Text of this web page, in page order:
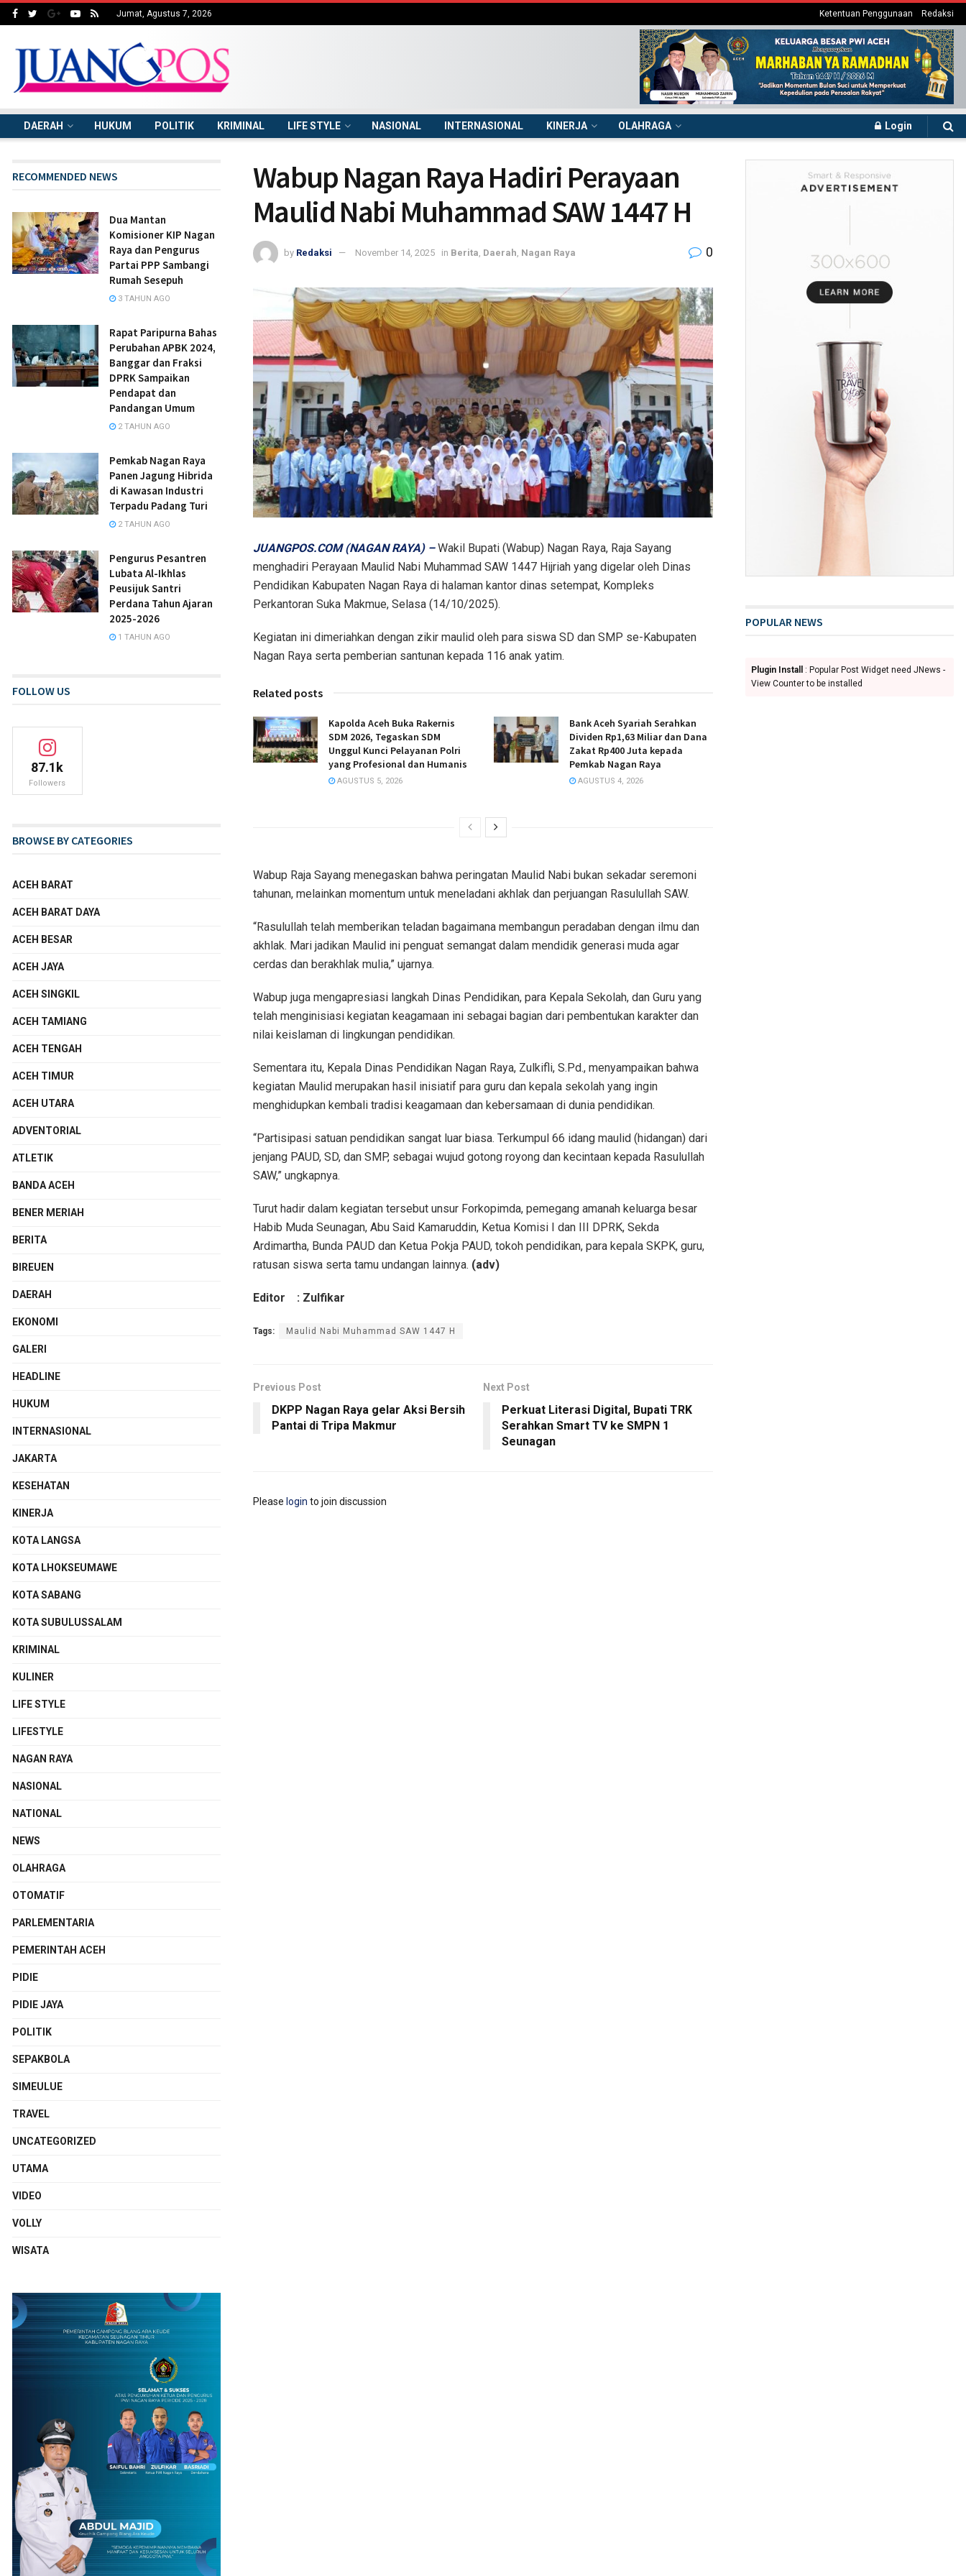
Jumat, Agustus 7, 2026 Ketentuan Penggunaan Redaksi
DAERAH HUKUM POLITIK KRIMINAL LIFE STYLE NASIONAL INTERNASIONAL KINERJA OLAHRAGA Login
Wabup Nagan Raya Hadiri Perayaan
Maulid Nabi Muhammad SAW 1447 H
by Redaksi November 14, 2025 in Berita Daerah Nagan Raya 0
JUANGPOS.COM (NAGAN RAYA) –Wakil Bupati (Wabup) Nagan Raya, Raja Sayang
menghadiri Perayaan Maulid Nabi Muhammad SAW 1447 Hijriah yang digelar oleh Dinas
Pendidikan Kabupaten Nagan Raya di halaman kantor dinas setempat, Kompleks
Perkantoran Suka Makmue, Selasa (14/10/2025).
Kegiatan ini dimeriahkan dengan zikir maulid oleh para siswa SD dan SMP se-Kabupaten
Nagan Raya serta pemberian santunan kepada 116 anak yatim.
Related posts
Kapolda Aceh Buka Rakernis
SDM 2026, Tegaskan SDM
Unggul Kunci Pelayanan Polri
yang Profesional dan Humanis
AGUSTUS 5, 2026
Bank Aceh Syariah Serahkan
Dividen Rp1,63 Miliar dan Dana
Zakat Rp400 Juta kepada
Pemkab Nagan Raya
AGUSTUS 4, 2026
Wabup Raja Sayang menegaskan bahwa peringatan Maulid Nabi bukan sekadar seremoni
tahunan, melainkan momentum untuk meneladani akhlak dan perjuangan Rasulullah SAW.
“Rasulullah telah memberikan teladan bagaimana membangun peradaban dengan ilmu dan
akhlak. Mari jadikan Maulid ini penguat semangat dalam mendidik generasi muda agar
cerdas dan berakhlak mulia,” ujarnya.
Wabup juga mengapresiasi langkah Dinas Pendidikan, para Kepala Sekolah, dan Guru yang
telah menginisiasi kegiatan keagamaan ini sebagai bagian dari pembentukan karakter dan
nilai keislaman di lingkungan pendidikan.
Sementara itu, Kepala Dinas Pendidikan Nagan Raya, Zulkifli, S.Pd., menyampaikan bahwa
kegiatan Maulid merupakan hasil inisiatif para guru dan kepala sekolah yang ingin
menghidupkan kembali tradisi keagamaan dan kebersamaan di dunia pendidikan.
“Partisipasi satuan pendidikan sangat luar biasa. Terkumpul 66 idang maulid (hidangan) dari
jenjang PAUD, SD, dan SMP, sebagai wujud gotong royong dan kecintaan kepada Rasulullah
SAW,” ungkapnya.
Turut hadir dalam kegiatan tersebut unsur Forkopimda, pemegang amanah keluarga besar
Habib Muda Seunagan, Abu Said Kamaruddin, Ketua Komisi I dan III DPRK, Sekda
Ardimartha, Bunda PAUD dan Ketua Pokja PAUD, tokoh pendidikan, para kepala SKPK, guru,
ratusan siswa serta tamu undangan lainnya. (adv)
Editor : Zulfikar
Tags: Maulid Nabi Muhammad SAW 1447 H
Previous Post
DKPP Nagan Raya gelar Aksi Bersih
Pantai di Tripa Makmur
Next Post
Perkuat Literasi Digital, Bupati TRK
Serahkan Smart TV ke SMPN 1
Seunagan
Please login to join discussion
RECOMMENDED NEWS
Dua Mantan
Komisioner KIP Nagan
Raya dan Pengurus
Partai PPP Sambangi
Rumah Sesepuh
3 TAHUN AGO
Rapat Paripurna Bahas
Perubahan APBK 2024,
Banggar dan Fraksi
DPRK Sampaikan
Pendapat dan
Pandangan Umum
2 TAHUN AGO
Pemkab Nagan Raya
Panen Jagung Hibrida
di Kawasan Industri
Terpadu Padang Turi
2 TAHUN AGO
Pengurus Pesantren
Lubata Al-Ikhlas
Peusijuk Santri
Perdana Tahun Ajaran
2025-2026
1 TAHUN AGO
FOLLOW US
87.1k
Followers
BROWSE BY CATEGORIES
ACEH BARAT
ACEH BARAT DAYA
ACEH BESAR
ACEH JAYA
ACEH SINGKIL
ACEH TAMIANG
ACEH TENGAH
ACEH TIMUR
ACEH UTARA
ADVENTORIAL
ATLETIK
BANDA ACEH
BENER MERIAH
BERITA
BIREUEN
DAERAH
EKONOMI
GALERI
HEADLINE
HUKUM
INTERNASIONAL
JAKARTA
KESEHATAN
KINERJA
KOTA LANGSA
KOTA LHOKSEUMAWE
KOTA SABANG
KOTA SUBULUSSALAM
KRIMINAL
KULINER
LIFE STYLE
LIFESTYLE
NAGAN RAYA
NASIONAL
NATIONAL
NEWS
OLAHRAGA
OTOMATIF
PARLEMENTARIA
PEMERINTAH ACEH
PIDIE
PIDIE JAYA
POLITIK
SEPAKBOLA
SIMEULUE
TRAVEL
UNCATEGORIZED
UTAMA
VIDEO
VOLLY
WISATA
POPULAR NEWS
Plugin Install
: Popular Post Widget need JNews -
View Counter to be installed